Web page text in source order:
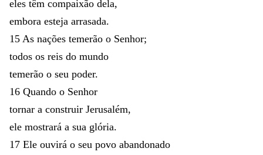
eles têm compaixão dela,
embora esteja arrasada.
15 As nações temerão o Senhor;
todos os reis do mundo
temerão o seu poder.
16 Quando o Senhor
tornar a construir Jerusalém,
ele mostrará a sua glória.
17 Ele ouvirá o seu povo abandonado